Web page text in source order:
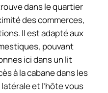
dans le quartier
des commerces,
Il est adapté aux
pouvant
ici dans un lit
à la cabane dans les
et l’hôte vous